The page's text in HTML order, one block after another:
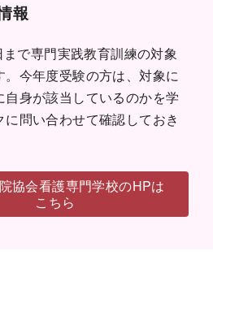
報
で専門実践教育訓練の対象
今年度受験の方は、対象に
自身が該当しているのかを学
問い合わせて確認しておき
協会看護専門学校のHPは
こちら